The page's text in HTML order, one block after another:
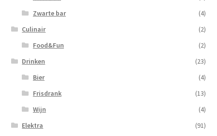
Zwarte bar
(4)
Culinair
(2)
Food&Fun
(2)
Drinken
(23)
Bier
(4)
Frisdrank
(13)
Wijn
(4)
Elektra
(91)